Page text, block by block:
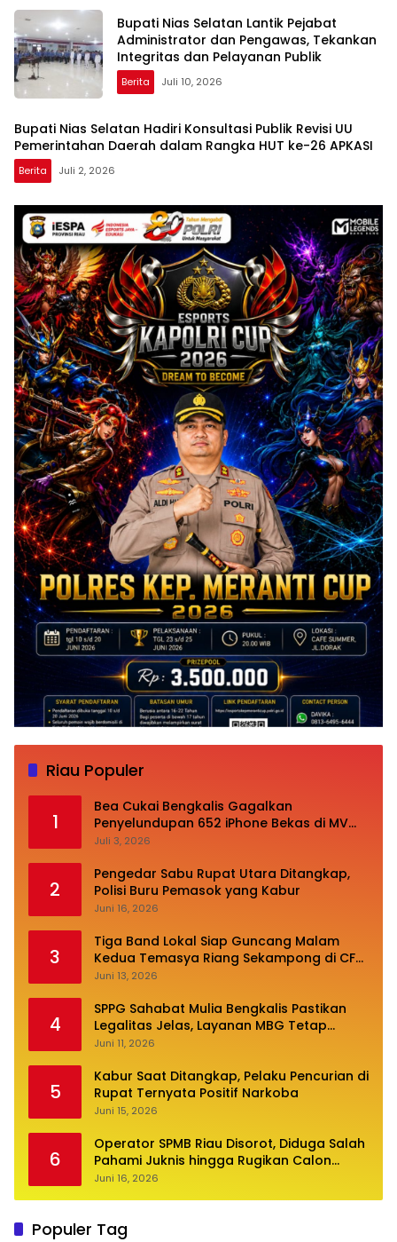
Bupati Nias Selatan Lantik Pejabat
Administrator dan Pengawas, Tekankan
Integritas dan Pelayanan Publik
Berita Juli 10, 2026
Bupati Nias Selatan Hadiri Konsultasi Publik Revisi UU
Pemerintahan Daerah dalam Rangka HUT ke-26 APKASI
Berita Juli 2, 2026
Riau Populer
1
Bea Cukai Bengkalis Gagalkan
Penyelundupan 652 iPhone Bekas di MV
Oceanna 5
Juli 3, 2026
2
Pengedar Sabu Rupat Utara Ditangkap,
Polisi Buru Pemasok yang Kabur
Juni 16, 2026
3
Tiga Band Lokal Siap Guncang Malam
Kedua Temasya Riang Sekampong di CFN
Jalan Pembangunan
Juni 13, 2026
4
SPPG Sahabat Mulia Bengkalis Pastikan
Legalitas Jelas, Layanan MBG Tetap
Optimal
Juni 11, 2026
5
Kabur Saat Ditangkap, Pelaku Pencurian di
Rupat Ternyata Positif Narkoba
Juni 15, 2026
6
Operator SPMB Riau Disorot, Diduga Salah
Pahami Juknis hingga Rugikan Calon
Siswa
Juni 16, 2026
Populer Tag